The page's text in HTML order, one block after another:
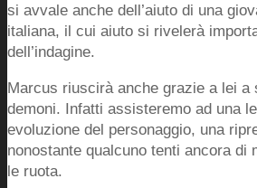
si avvale anche dell’aiuto di una
italiana, il cui aiuto si rivelerà
dell’indagine.
Marcus riuscirà anche grazie a lei a
demoni. Infatti assisteremo ad una
evoluzione del personaggio, una
nonostante qualcuno tenti ancora di
le ruota.